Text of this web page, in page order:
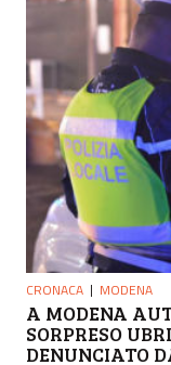
CRONACA MODENA
A MODENA
SORPRESO
DENUNCIATO